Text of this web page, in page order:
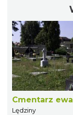
Cmentarz
Lędziny